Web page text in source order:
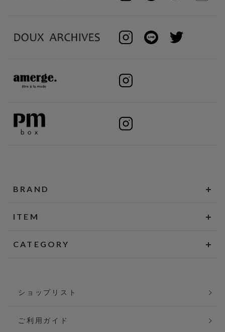
BRAND
ITEM
CATEGORY
ショップリスト
ご利用ガイド